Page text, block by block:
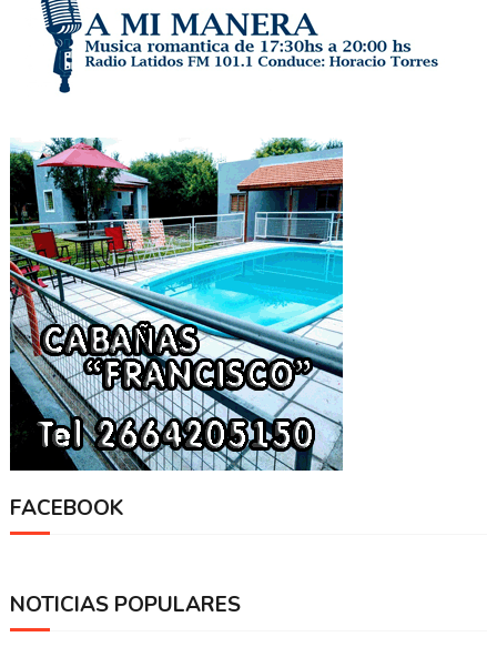
FACEBOOK
NOTICIAS POPULARES